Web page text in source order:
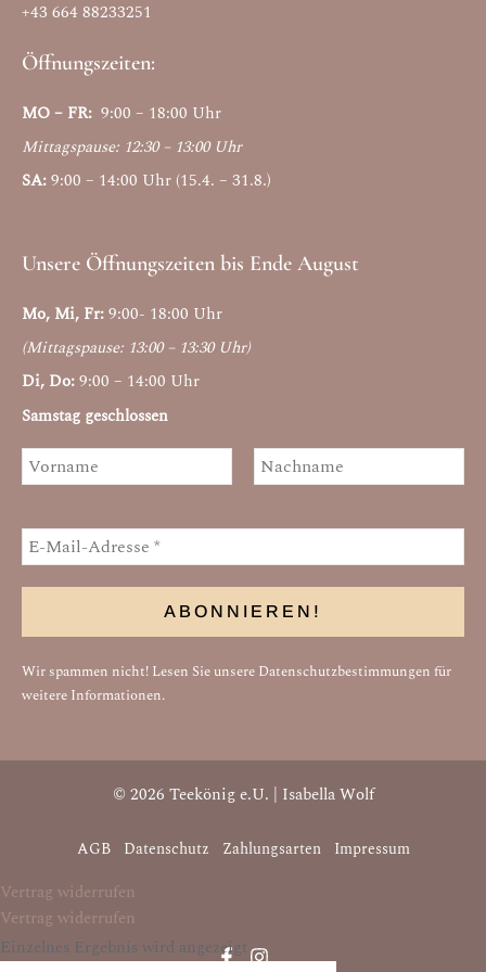
Einzelnes Ergebnis wird angezeigt
+43 664 88233251
Öffnungszeiten:
MO – FR: 9:00 – 18:00 Uhr
Mittagspause: 12:30 – 13:00 Uhr
SA:9:00 – 14:00 Uhr (15.4. – 31.8.)
Unsere Öffnungszeiten bis Ende August
Mo, Mi, Fr:9:00- 18:00 Uhr
(Mittagspause: 13:00 – 13:30 Uhr)
Di, Do:9:00 – 14:00 Uhr
Samstag geschlossen
Wir spammen nicht! Lesen Sie unsere Datenschutzbestimmungen für
weitere Informationen.
© 2026 Teekönig e.U. | Isabella Wolf
AGB Datenschutz Zahlungsarten Impressum
Vertrag widerrufen
Vertrag widerrufen